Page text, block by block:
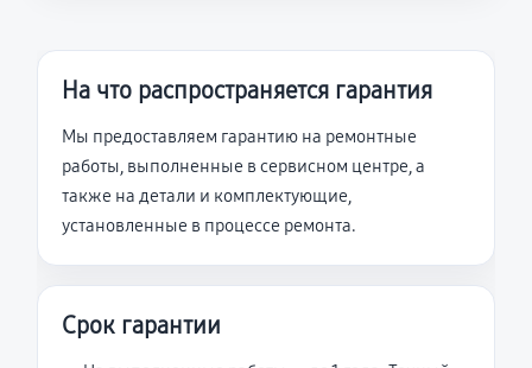
На что распространяется гарантия
Мы предоставляем гарантию на ремонтные
работы, выполненные в сервисном центре, а
также на детали и комплектующие,
установленные в процессе ремонта.
Срок гарантии